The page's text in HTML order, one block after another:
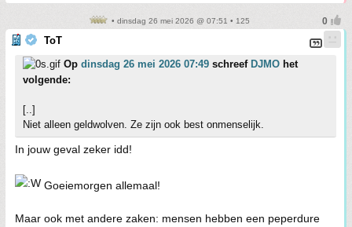
• dinsdag 26 mei 2026 @ 07:51 • 125
ToT
Op dinsdag 26 mei 2026 07:49 schreef DJMO het
volgende:
[..]
Niet alleen geldwolven. Ze zijn ook best onmenselijk.
In jouw geval zeker idd!
Goeiemorgen allemaal!
Maar ook met andere zaken: mensen hebben een peperdure